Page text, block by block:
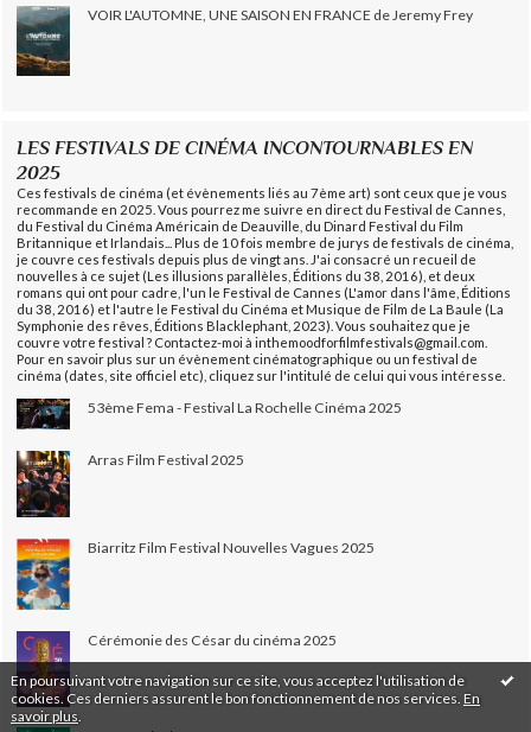
En poursuivant votre navigation sur ce site, vous acceptez l'utilisation de
cookies. Ces derniers assurent le bon fonctionnement de nos services. En
savoir plus
VOIR L'AUTOMNE, UNE SAISON EN FRANCE de Jeremy Frey
LES FESTIVALS DE CINÉMA INCONTOURNABLES EN
2025
Ces festivals de cinéma (et évènements liés au 7ème art) sont ceux que je vous
recommande en 2025. Vous pourrez me suivre en direct du Festival de Cannes,
du Festival du Cinéma Américain de Deauville, du Dinard Festival du Film
Britannique et Irlandais... Plus de 10 fois membre de jurys de festivals de cinéma,
je couvre ces festivals depuis plus de vingt ans. J'ai consacré un recueil de
nouvelles à ce sujet (Les illusions parallèles, Éditions du 38, 2016), et deux
romans qui ont pour cadre, l'un le Festival de Cannes (L'amor dans l'âme, Éditions
du 38, 2016) et l'autre le Festival du Cinéma et Musique de Film de La Baule (La
Symphonie des rêves, Éditions Blacklephant, 2023). Vous souhaitez que je
couvre votre festival ? Contactez-moi à inthemoodforfilmfestivals@gmail.com.
Pour en savoir plus sur un évènement cinématographique ou un festival de
cinéma (dates, site officiel etc), cliquez sur l'intitulé de celui qui vous intéresse.
53ème Fema - Festival La Rochelle Cinéma 2025
Arras Film Festival 2025
Biarritz Film Festival Nouvelles Vagues 2025
Cérémonie des César du cinéma 2025